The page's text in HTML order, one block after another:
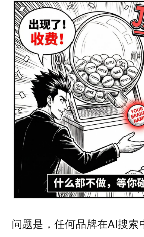
问题是，任何品牌在AI搜索